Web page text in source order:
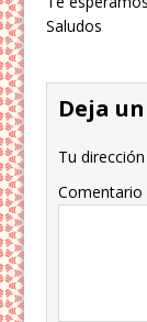
Saludos
Deja
Tu
Comentario